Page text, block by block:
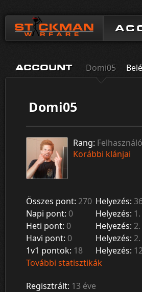
ACCOUNT Domi05
Domi05
Rang: Felhasználó
Korábbi klánjai
Összes pont: 270 Helyezés:
Napi pont: 0 Helyezés: 1.
Heti pont: 0 Helyezés: 2.
Havi pont: 0 Helyezés: 2.
1v1 pontok: 18 Helyezés:
További statisztikák
Regisztrált: 13 éve